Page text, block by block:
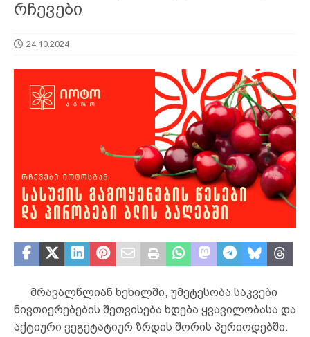
რჩევები
24.10.2024
მრავალწლიან ხეხილში, უმეტესობა საკვები
ნივთიერებების შეთვისება ხდება ყვავილობასა და
აქტიური ვეგეტატიურ ზრდის შორის პერიოდებში.